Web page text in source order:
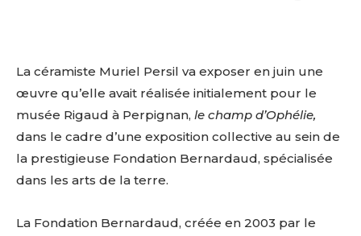
La céramiste Muriel Persil va exposer en juin une
œuvre qu’elle avait réalisée initialement pour le
musée Rigaud à Perpignan, le champ d’Ophélie,
dans le cadre d’une exposition collective au sein de
la prestigieuse Fondation Bernardaud, spécialisée
dans les arts de la terre.
La Fondation Bernardaud, créée en 2003 par le